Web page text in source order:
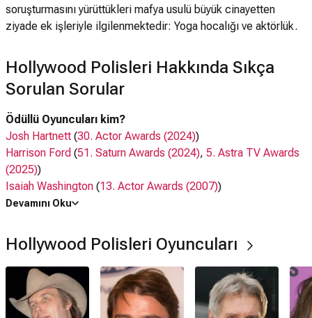
soruşturmasını yürüttükleri mafya usulü büyük cinayetten
ziyade ek işleriyle ilgilenmektedir: Yoga hocalığı ve aktörlük.
Hollywood Polisleri Hakkında Sıkça
Sorulan Sorular
Ödüllü Oyuncuları kim?
Josh Hartnett (30. Actor Awards (2024))
Harrison Ford (51. Saturn Awards (2024), 5. Astra TV Awards
(2025))
Isaiah Washington (13. Actor Awards (2007))
Bruce Greenwood
Oyuncuları kim?
Dwight Yoakam, Josh Hartnett, Harrison Ford,Lena Olin,
Isaiah Washington, Bruce Greenwood
Ne zaman çıktı?
Devamını Oku
Hollywood Polisleri Oyuncuları